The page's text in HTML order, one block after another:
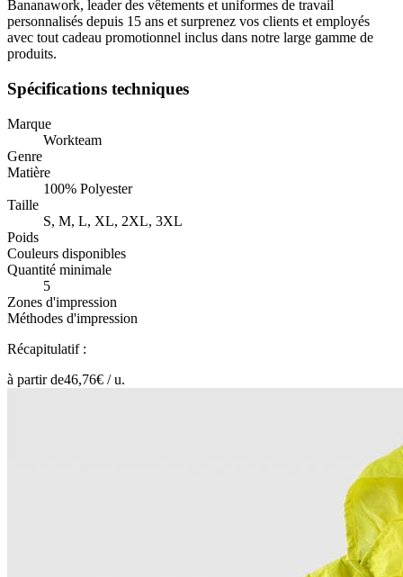
Bananawork, leader des vêtements et uniformes de travail
personnalisés depuis 15 ans et surprenez vos clients et employés
avec tout cadeau promotionnel inclus dans notre large gamme de
produits.
Spécifications techniques
Marque
Workteam
Genre
Matière
100% Polyester
Taille
S, M, L, XL, 2XL, 3XL
Poids
Couleurs disponibles
Quantité minimale
5
Zones d'impression
Méthodes d'impression
Récapitulatif :
à partir de46,76€ /u.